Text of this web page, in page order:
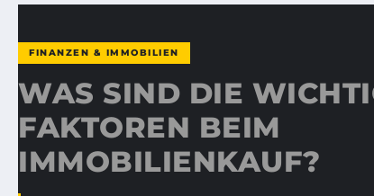
FINANZEN & IMMOBILIEN
WAS SIND DIE
FAKTOREN BEIM
IMMOBILIENKAUF?